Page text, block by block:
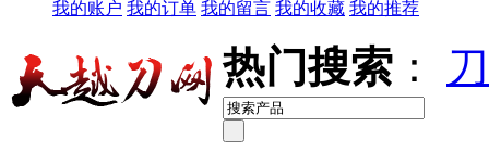
我的账户 我的订单 我的留言 我的收藏 我的推荐
热门搜索 ：